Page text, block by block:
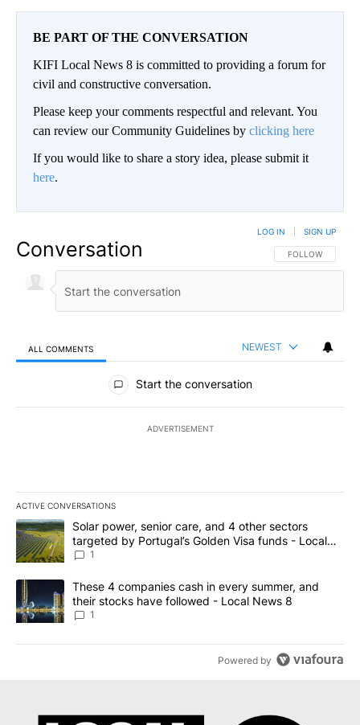
BE PART OF THE CONVERSATION
KIFI Local News 8 is committed to providing a forum for
civil and constructive conversation.
Please keep your comments respectful and relevant. You
can review our Community Guidelines by clicking here
If you would like to share a story idea, please submit it
here.
Conversation FOLLOW THIS
FOLLOW
LOG IN SIGN UP
ALL COMMENTS NEWEST
All Comments
Start the conversation
ADVERTISEMENT
ACTIVE CONVERSATIONS
The following is a list of the most commented articles in the last
A trending article titled "Solar power, senior care, and 4 other
Solar power, senior care, and 4 other sectors
targeted by Portugal’s Golden Visa funds - Local
News 8
1
A trending article titled "These 4 companies cash in every
These 4 companies cash in every summer, and
their stocks have followed - Local News 8
1
Powered by